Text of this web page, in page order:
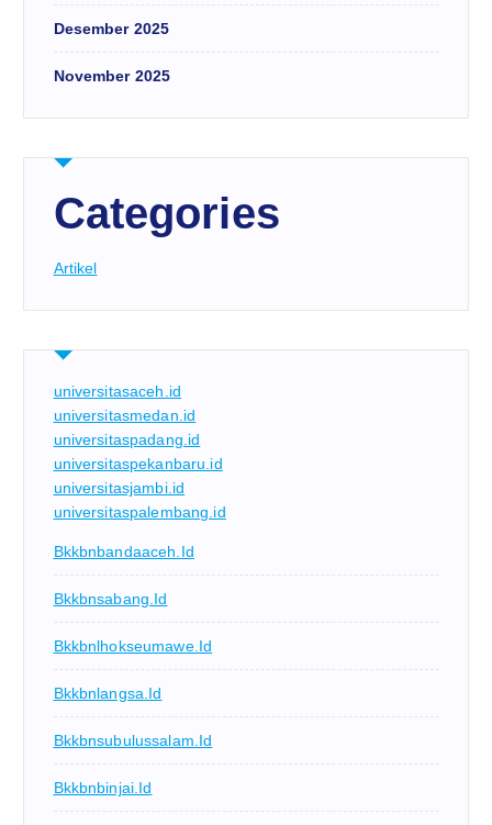
Desember 2025
November 2025
Categories
Artikel
universitasaceh.id
universitasmedan.id
universitaspadang.id
universitaspekanbaru.id
universitasjambi.id
universitaspalembang.id
Bkkbnbandaaceh.id
Bkkbnsabang.id
Bkkbnlhokseumawe.id
Bkkbnlangsa.id
Bkkbnsubulussalam.id
Bkkbnbinjai.id